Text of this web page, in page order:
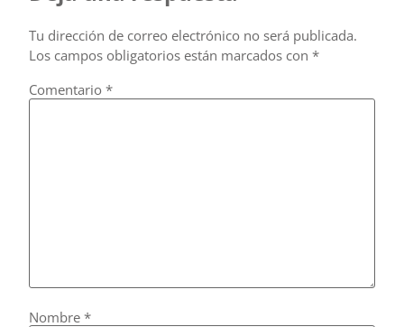
Tu dirección de correo electrónico no será publicada.
Los campos obligatorios están marcados con *
Comentario *
Nombre *